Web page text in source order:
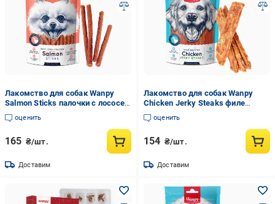
Лакомство для собак Wanpy
Salmon Sticks палочки с лососем
100 г (SB-14)
оценить
165 ₴/шт.
Доставим
Лакомство для собак Wanpy
Chicken Jerky Steaks филе
куриное вяленое (CA-03H)
оценить
154 ₴/шт.
Доставим